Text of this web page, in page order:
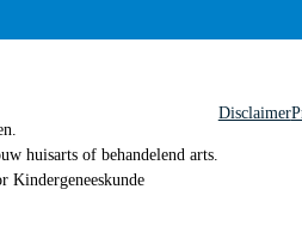
huisarts of behandelend arts.
Kindergeneeskunde
Disclaimer